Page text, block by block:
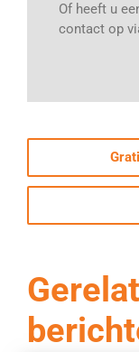
Of heeft u
contact op